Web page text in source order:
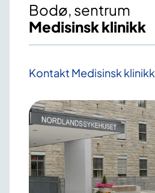
Bodø, sentrum
Medisinsk klinikk
Kontakt Medisinsk klinikk